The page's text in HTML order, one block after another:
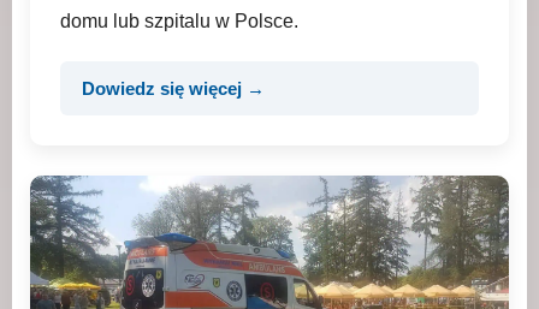
domu lub szpitalu w Polsce.
Dowiedz się więcej →